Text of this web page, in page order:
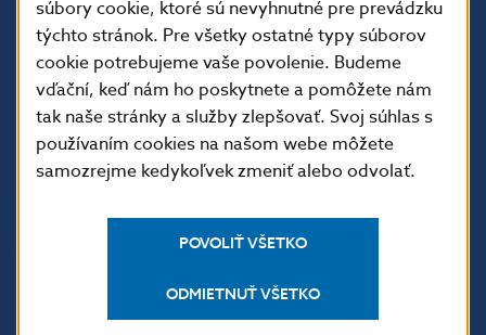
Inštitút bankového
vzdelávania
Nadácia NBS
5peňazí - portál finančného
vzdelávania
Riešenie krízových situácií
Prihlásenie na odber
notifikácií o publikáciách
Užitočné linky
Mapa stránky
Oznamovanie
protispoločenskej činnosti
PRAKTICKÉ INFORMÁCIE
Ochrana finančného
Upozornenia a oznámenia
Makroekonomické
súbory cookie, ktoré sú nevyhnutné pre prevádzku
týchto stránok. Pre všetky ostatné typy súborov
cookie potrebujeme vaše povolenie. Budeme
vďační, keď nám ho poskytnete a pomôžete nám
tak naše stránky a služby zlepšovať. Svoj súhlas s
používaním cookies na našom webe môžete
samozrejme kedykoľvek zmeniť alebo odvolať.
POVOLIŤ VŠETKO
ODMIETNUŤ VŠETKO